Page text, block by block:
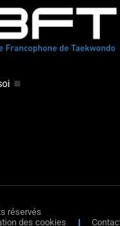
réservés
des cookies